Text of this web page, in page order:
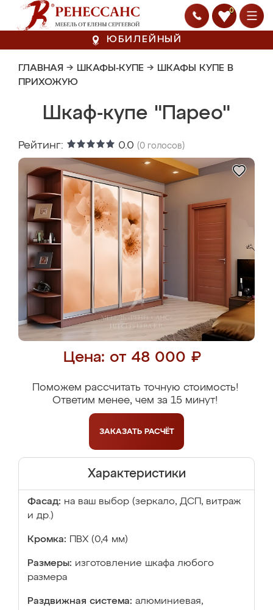
0
ЮБИЛЕЙНЫЙ
ГЛАВНАЯ → ШКАФЫ-КУПЕ → ШКАФЫ КУПЕ В
ПРИХОЖУЮ
Шкаф-купе "Парео"
Рейтинг: 0.0 (0 голосов)
Цена: от 48 000 ₽
Поможем рассчитать точную стоимость!
Ответим менее, чем за 15 минут!
ЗАКАЗАТЬ РАСЧЁТ
Характеристики
Фасад: на ваш выбор (зеркало, ДСП, витраж
и др.)
Кромка: ПВХ (0,4 мм)
Размеры: изготовление шкафа любого
размера
Раздвижная система: алюминиевая,